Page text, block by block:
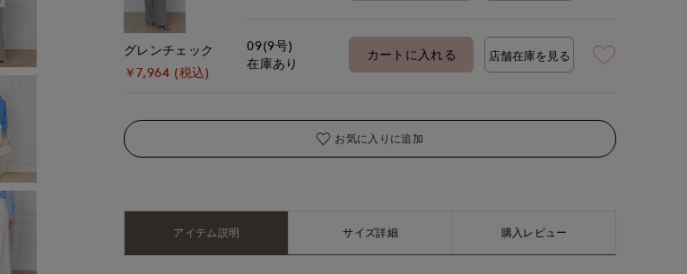
グレンチェック
￥7,964 (税込)
09(9号)
在庫あり
カートに入れる 店舗在庫を見る
お気に入りに追加
アイテム説明 サイズ詳細 購入レビュー